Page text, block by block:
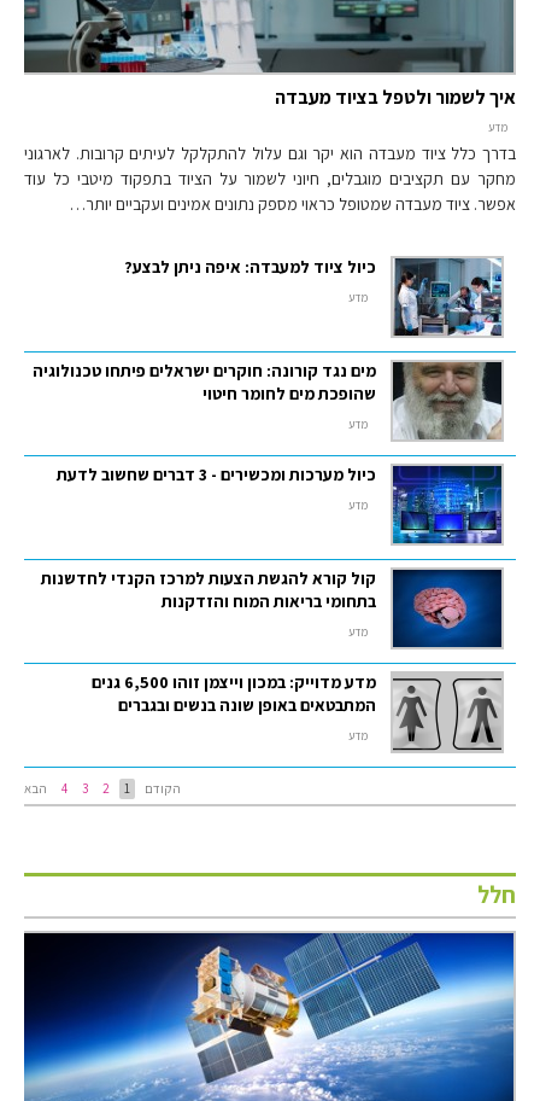
איך לשמור ולטפל בציוד מעבדה
מדע
בדרך כלל ציוד מעבדה הוא יקר וגם עלול להתקלקל לעיתים קרובות. לארגוני
מחקר עם תקציבים מוגבלים, חיוני לשמור על הציוד בתפקוד מיטבי כל עוד
אפשר. ציוד מעבדה שמטופל כראוי מספק נתונים אמינים ועקביים יותר…
כיול ציוד למעבדה: איפה ניתן לבצע?
מדע
מים נגד קורונה: חוקרים ישראלים פיתחו טכנולוגיה
שהופכת מים לחומר חיטוי
מדע
כיול מערכות ומכשירים - 3 דברים שחשוב לדעת
מדע
קול קורא להגשת הצעות למרכז הקנדי לחדשנות
בתחומי בריאות המוח והזדקנות
מדע
מדע מדוייק: במכון וייצמן זוהו 6,500 גנים
המתבטאים באופן שונה בנשים ובגברים
מדע
הקודם 1
2
3
4 הבא
חלל